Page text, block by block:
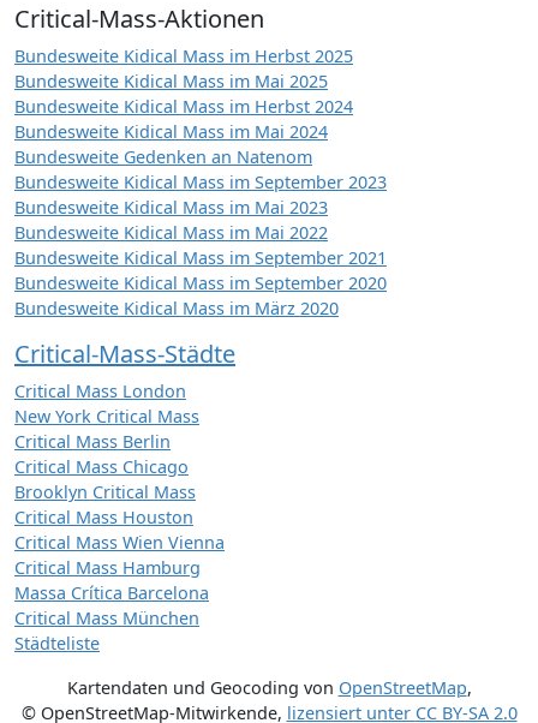
Critical-Mass-Aktionen
Bundesweite Kidical Mass im Herbst 2025
Bundesweite Kidical Mass im Mai 2025
Bundesweite Kidical Mass im Herbst 2024
Bundesweite Kidical Mass im Mai 2024
Bundesweite Gedenken an Natenom
Bundesweite Kidical Mass im September 2023
Bundesweite Kidical Mass im Mai 2023
Bundesweite Kidical Mass im Mai 2022
Bundesweite Kidical Mass im September 2021
Bundesweite Kidical Mass im September 2020
Bundesweite Kidical Mass im März 2020
Critical-Mass-Städte
Critical Mass London
New York Critical Mass
Critical Mass Berlin
Critical Mass Chicago
Brooklyn Critical Mass
Critical Mass Houston
Critical Mass Wien Vienna
Critical Mass Hamburg
Massa Crítica Barcelona
Critical Mass München
Städteliste
Kartendaten und Geocoding von OpenStreetMap,
© OpenStreetMap-Mitwirkende, lizensiert unter CC BY-SA 2.0